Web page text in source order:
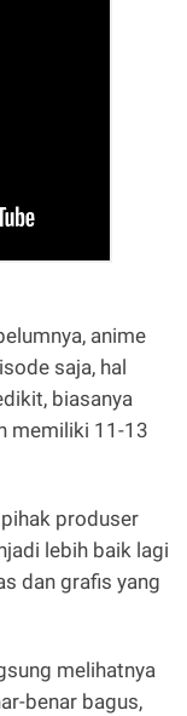
anime
saja, hal
biasanya
memiliki 11-13
produser
lebih baik lagi
dan grafis yang
melihatnya
benar bagus,